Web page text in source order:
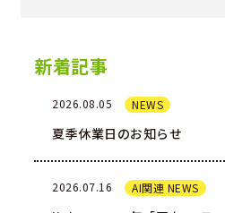
新着記事
2026.08.05 NEWS
夏季休業日のお知らせ
2026.07.16 AI関連 NEWS